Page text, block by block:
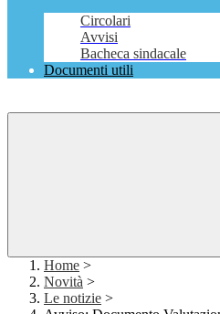
Circolari
Avvisi
Bacheca sindacale
Documenti utili
Home >
Novità >
Le notizie >